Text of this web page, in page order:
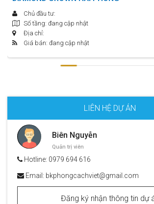
Chủ đầu tư:
Số tầng: đang cập nhật
Địa chỉ:
Giá bán: đang cập nhật
LIÊN HỆ DỰ ÁN
Biên Nguyễn
Quản trị viên
Hotline: 0979 694 616
Email: bkphongcachviet@gmail.com
Đăng ký nhận thông tin dự